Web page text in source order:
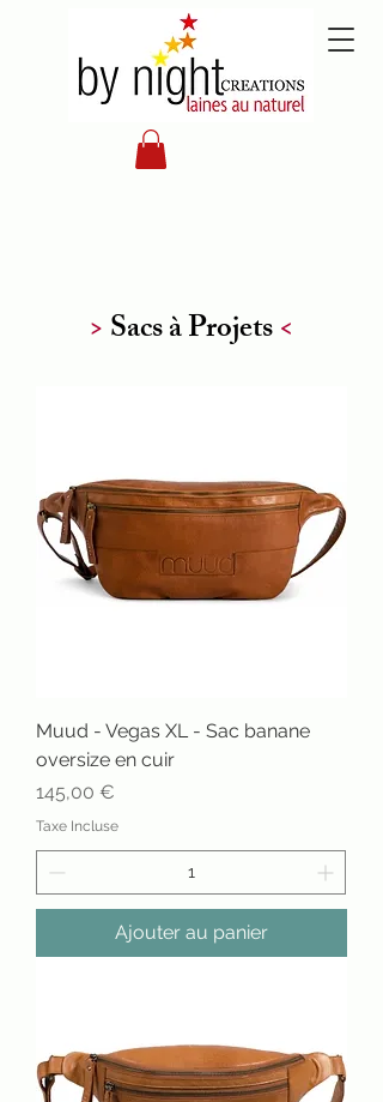
>Sacs à Projets<
Muud - Vegas XL - Sac banane
oversize en cuir
Prix
145,00 €
Taxe Incluse
Ajouter au panier